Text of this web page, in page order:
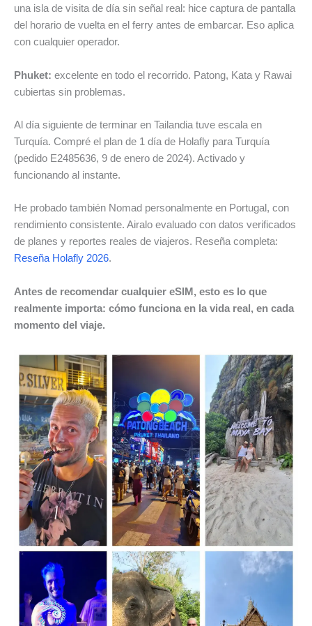
una isla de visita de día sin señal real: hice captura de pantalla
del horario de vuelta en el ferry antes de embarcar. Eso aplica
con cualquier operador.
Phuket: excelente en todo el recorrido. Patong, Kata y Rawai
cubiertas sin problemas.
Al día siguiente de terminar en Tailandia tuve escala en
Turquía. Compré el plan de 1 día de Holafly para Turquía
(pedido E2485636, 9 de enero de 2024). Activado y
funcionando al instante.
He probado también Nomad personalmente en Portugal, con
rendimiento consistente. Airalo evaluado con datos verificados
de planes y reportes reales de viajeros. Reseña completa:
Reseña Holafly 2026.
Antes de recomendar cualquier eSIM, esto es lo que
realmente importa: cómo funciona en la vida real, en cada
momento del viaje.